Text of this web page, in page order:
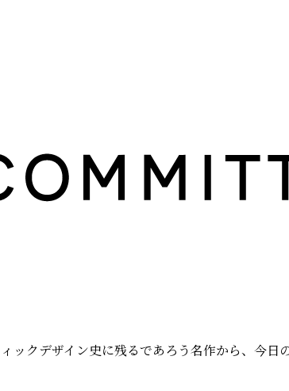
ックデザイン史に残るであろう名作から、今日